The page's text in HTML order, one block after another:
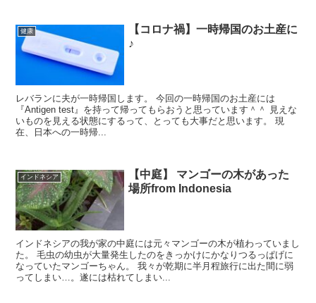
健康
【コロナ禍】一時帰国のお土産に
♪
レバランに夫が一時帰国します。 今回の一時帰国のお土産には
『Antigen test』を持って帰ってもらおうと思っています＾＾ 見えな
いものを見える状態にするって、とっても大事だと思います。 現
在、日本への一時帰...
インドネシア
【中庭】 マンゴーの木があった
場所from Indonesia
インドネシアの我が家の中庭には元々マンゴーの木が植わっていまし
た。 毛虫の幼虫が大量発生したのをきっかけにかなりつるっぱげに
なっていたマンゴーちゃん。 我々が乾期に半月程旅行に出た間に弱
ってしまい…。遂には枯れてしまい...